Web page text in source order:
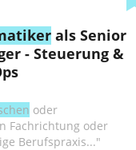
als Senior
- Steuerung &
oder
Fachrichtung oder
Berufspraxis..."